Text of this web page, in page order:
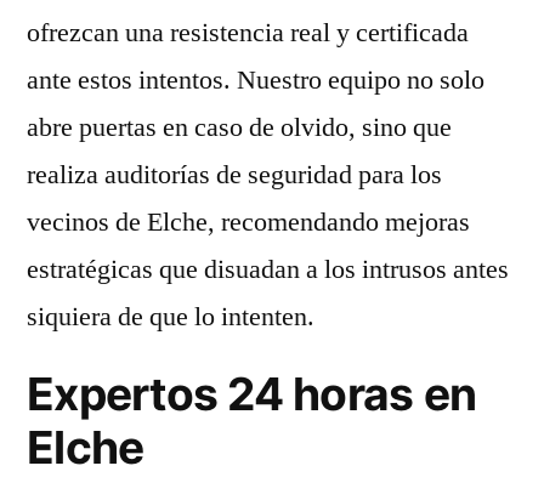
ofrezcan una resistencia real y certificada
ante estos intentos. Nuestro equipo no solo
abre puertas en caso de olvido, sino que
realiza auditorías de seguridad para los
vecinos de Elche, recomendando mejoras
estratégicas que disuadan a los intrusos antes
siquiera de que lo intenten.
Expertos 24 horas en
Elche